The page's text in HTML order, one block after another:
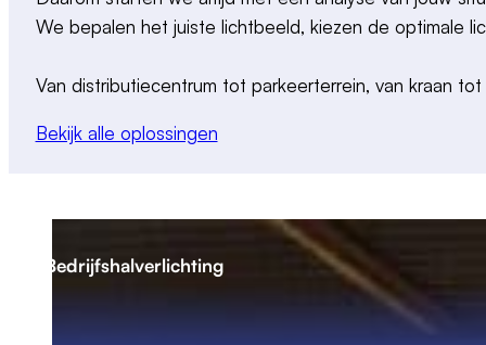
We bepalen het juiste lichtbeeld, kiezen de optimale
Van distributiecentrum tot parkeerterrein, van kraan
Bekijk alle oplossingen
Bedrijfshalverlichting